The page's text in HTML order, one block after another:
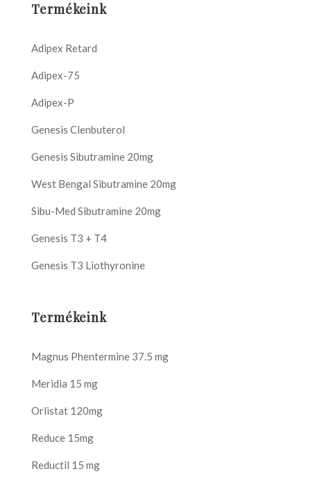
Termékeink
Adipex Retard
Adipex-75
Adipex-P
Genesis Clenbuterol
Genesis Sibutramine 20mg
West Bengal Sibutramine 20mg
Sibu-Med Sibutramine 20mg
Genesis T3 + T4
Genesis T3 Liothyronine
Termékeink
Magnus Phentermine 37.5 mg
Meridia 15 mg
Orlistat 120mg
Reduce 15mg
Reductil 15 mg